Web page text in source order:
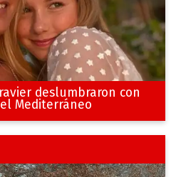
deslumbraron con
Mediterráneo